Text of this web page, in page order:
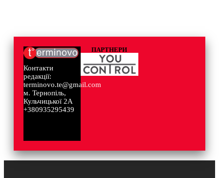
Контакти
редакції:
terminovo.te@gmail.com
м. Тернопіль,
Кульчицької 2А
+380935295439
ПАРТНЕРИ